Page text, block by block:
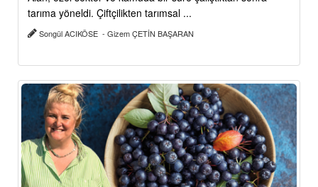
tarıma yöneldi. Çiftçilikten tarımsal ...
Songül ACIKÖSE - Gizem ÇETİN BAŞARAN